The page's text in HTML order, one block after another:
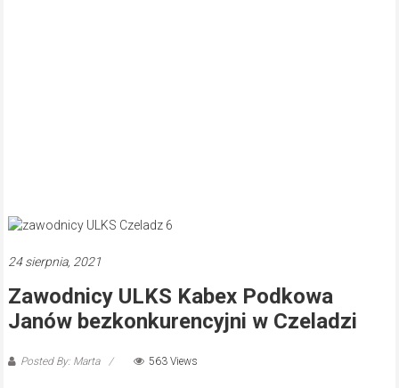
24 sierpnia, 2021
Zawodnicy ULKS Kabex Podkowa
Janów bezkonkurencyjni w Czeladzi
Posted By: Marta 563 Views